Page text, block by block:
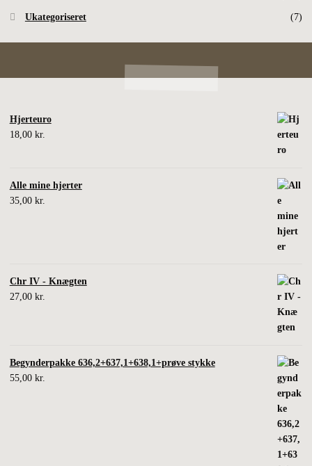
Ukategoriseret (7)
Hjerteuro
18,00 kr.
Alle mine hjerter
35,00 kr.
Chr IV - Knægten
27,00 kr.
Begynderpakke 636,2+637,1+638,1+prøve stykke
55,00 kr.